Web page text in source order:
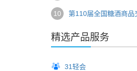
10
精选产品服务
31轻会